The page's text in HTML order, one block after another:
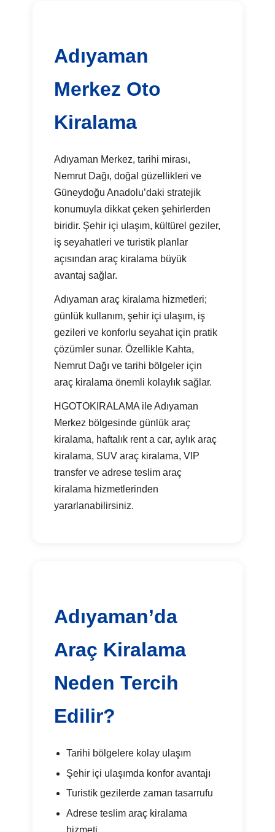
Adıyaman
Merkez Oto
Kiralama
Adıyaman Merkez, tarihi mirası,
Nemrut Dağı, doğal güzellikleri ve
Güneydoğu Anadolu’daki stratejik
konumuyla dikkat çeken şehirlerden
biridir. Şehir içi ulaşım, kültürel geziler,
iş seyahatleri ve turistik planlar
açısından araç kiralama büyük
avantaj sağlar.
Adıyaman araç kiralama hizmetleri;
günlük kullanım, şehir içi ulaşım, iş
gezileri ve konforlu seyahat için pratik
çözümler sunar. Özellikle Kahta,
Nemrut Dağı ve tarihi bölgeler için
araç kiralama önemli kolaylık sağlar.
HGOTOKIRALAMA ile Adıyaman
Merkez bölgesinde günlük araç
kiralama, haftalık rent a car, aylık araç
kiralama, SUV araç kiralama, VIP
transfer ve adrese teslim araç
kiralama hizmetlerinden
yararlanabilirsiniz.
Adıyaman’da
Araç Kiralama
Neden Tercih
Edilir?
Tarihi bölgelere kolay ulaşım
Şehir içi ulaşımda konfor avantajı
Turistik gezilerde zaman tasarrufu
Adrese teslim araç kiralama
hizmeti